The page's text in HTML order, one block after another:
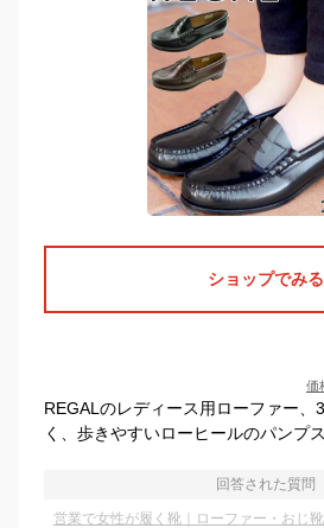
ショップでみる
価
REGALのレディース用ローファー、
く、歩きやすいローヒールのパンプ
回答された質問
営業で女性が履く靴｜ローファー・おじ